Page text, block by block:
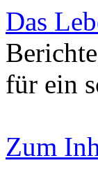
Das
für ein
Zum